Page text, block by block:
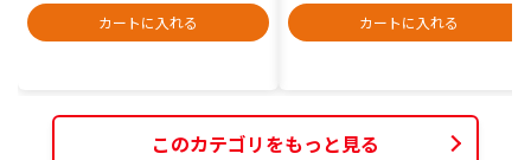
カートに入れる
カートに入れる
このカテゴリをもっと見る